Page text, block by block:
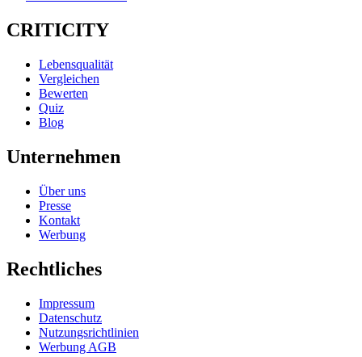
CRITICITY
Lebensqualität
Vergleichen
Bewerten
Quiz
Blog
Unternehmen
Über uns
Presse
Kontakt
Werbung
Rechtliches
Impressum
Datenschutz
Nutzungsrichtlinien
Werbung AGB